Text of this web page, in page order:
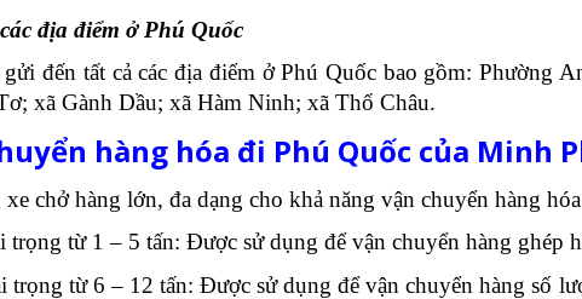
địa điểm ở Phú Quốc
đến tất cả các địa điểm ở Phú Quốc bao gồm:
xã Gành Dầu; xã Hàm Ninh; xã Thổ Châu.
hàng hóa đi Phú Quốc của Minh
chở hàng lớn, đa dạng cho khả năng vận chuyển hàng
trọng từ 1 – 5 tấn: Được sử dụng để vận chuyển hàng ghép
trọng từ 6 – 12 tấn: Được sử dụng để vận chuyển hàng số